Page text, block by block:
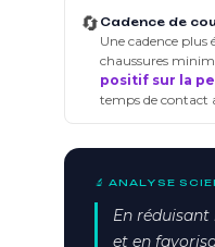
🔄 Cadence de
Une cadence plus
chaussures
positif sur la
temps de contact
🔬 ANALYSE
En
et en